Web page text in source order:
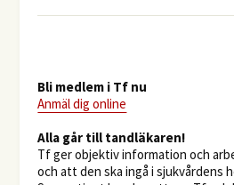
Bli medlem i Tf nu
Anmäl dig online
​Alla går till tandläkaren!
Tf ger objektiv information och
och att den ska ingå i sjukvårdens